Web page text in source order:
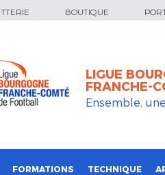
BOUTIQUE
LIGUE
FRANCHE-
Ensemble,
FORMATIONS TECHNIQUE